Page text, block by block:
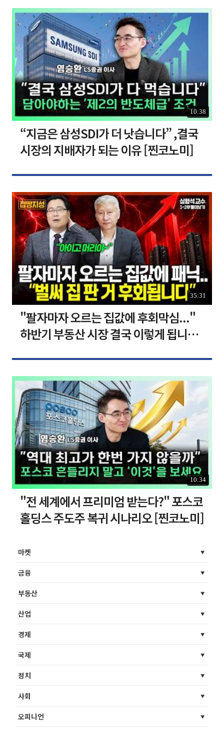
10:38
“지금은 삼성SDI가 더 낫습니다” ,결국
시장의 지배자가 되는 이유 [찐코노미]
35:31
"팔자마자 오르는 집값에 후회막심..."
하반기 부동산 시장 결국 이렇게 됩니다 I
10:34
"전 세계에서 프리미엄 받는다?" 포스코
홀딩스 주도주 복귀 시나리오 [찐코노미]
마켓
금융
부동산
산업
경제
국제
정치
사회
오피니언